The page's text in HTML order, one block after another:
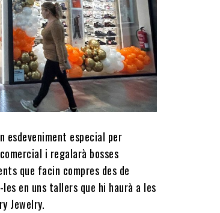
esdeveniment especial per
i regalarà bosses
que facin compres des de
en uns tallers que hi haurà a les
Jewelry.